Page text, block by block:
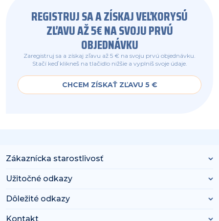
REGISTRUJ SA A ZÍSKAJ VEĽKORYSÚ
ZĽAVU AŽ 5€ NA SVOJU PRVÚ
OBJEDNÁVKU
Zaregistruj sa a získaj zľavu až 5 € na svoju prvú objednávku.
Stačí keď klikneš na tlačidlo nižšie a vyplníš svoje údaje.
CHCEM ZÍSKAŤ ZĽAVU 5 €
Zákaznícka starostlivosť
Užitočné odkazy
Dôležité odkazy
Kontakt